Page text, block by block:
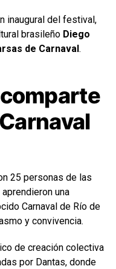
inaugural del festival,
brasileño Diego
de Carnaval.
25 personas de las
una
Carnaval de Río de
y convivencia.
de creación colectiva
por Dantas, donde